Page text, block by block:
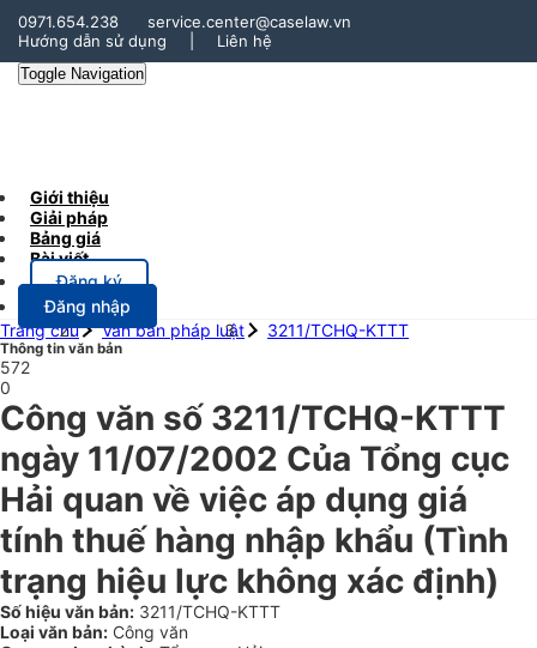
0971.654.238
service.center@caselaw.vn
Hướng dẫn sử dụng
Liên hệ
Toggle Navigation
Giới thiệu
Giải pháp
Bảng giá
Bài viết
Đăng ký
Đăng nhập
Trang chủ
Văn bản pháp luật 3211/TCHQ-KTTT
Thông tin văn bản
572
0
Công văn số 3211/TCHQ-KTTT
ngày 11/07/2002 Của Tổng cục
Hải quan về việc áp dụng giá
tính thuế hàng nhập khẩu (Tình
trạng hiệu lực không xác định)
Số hiệu văn bản: 3211/TCHQ-KTTT
Loại văn bản: Công văn